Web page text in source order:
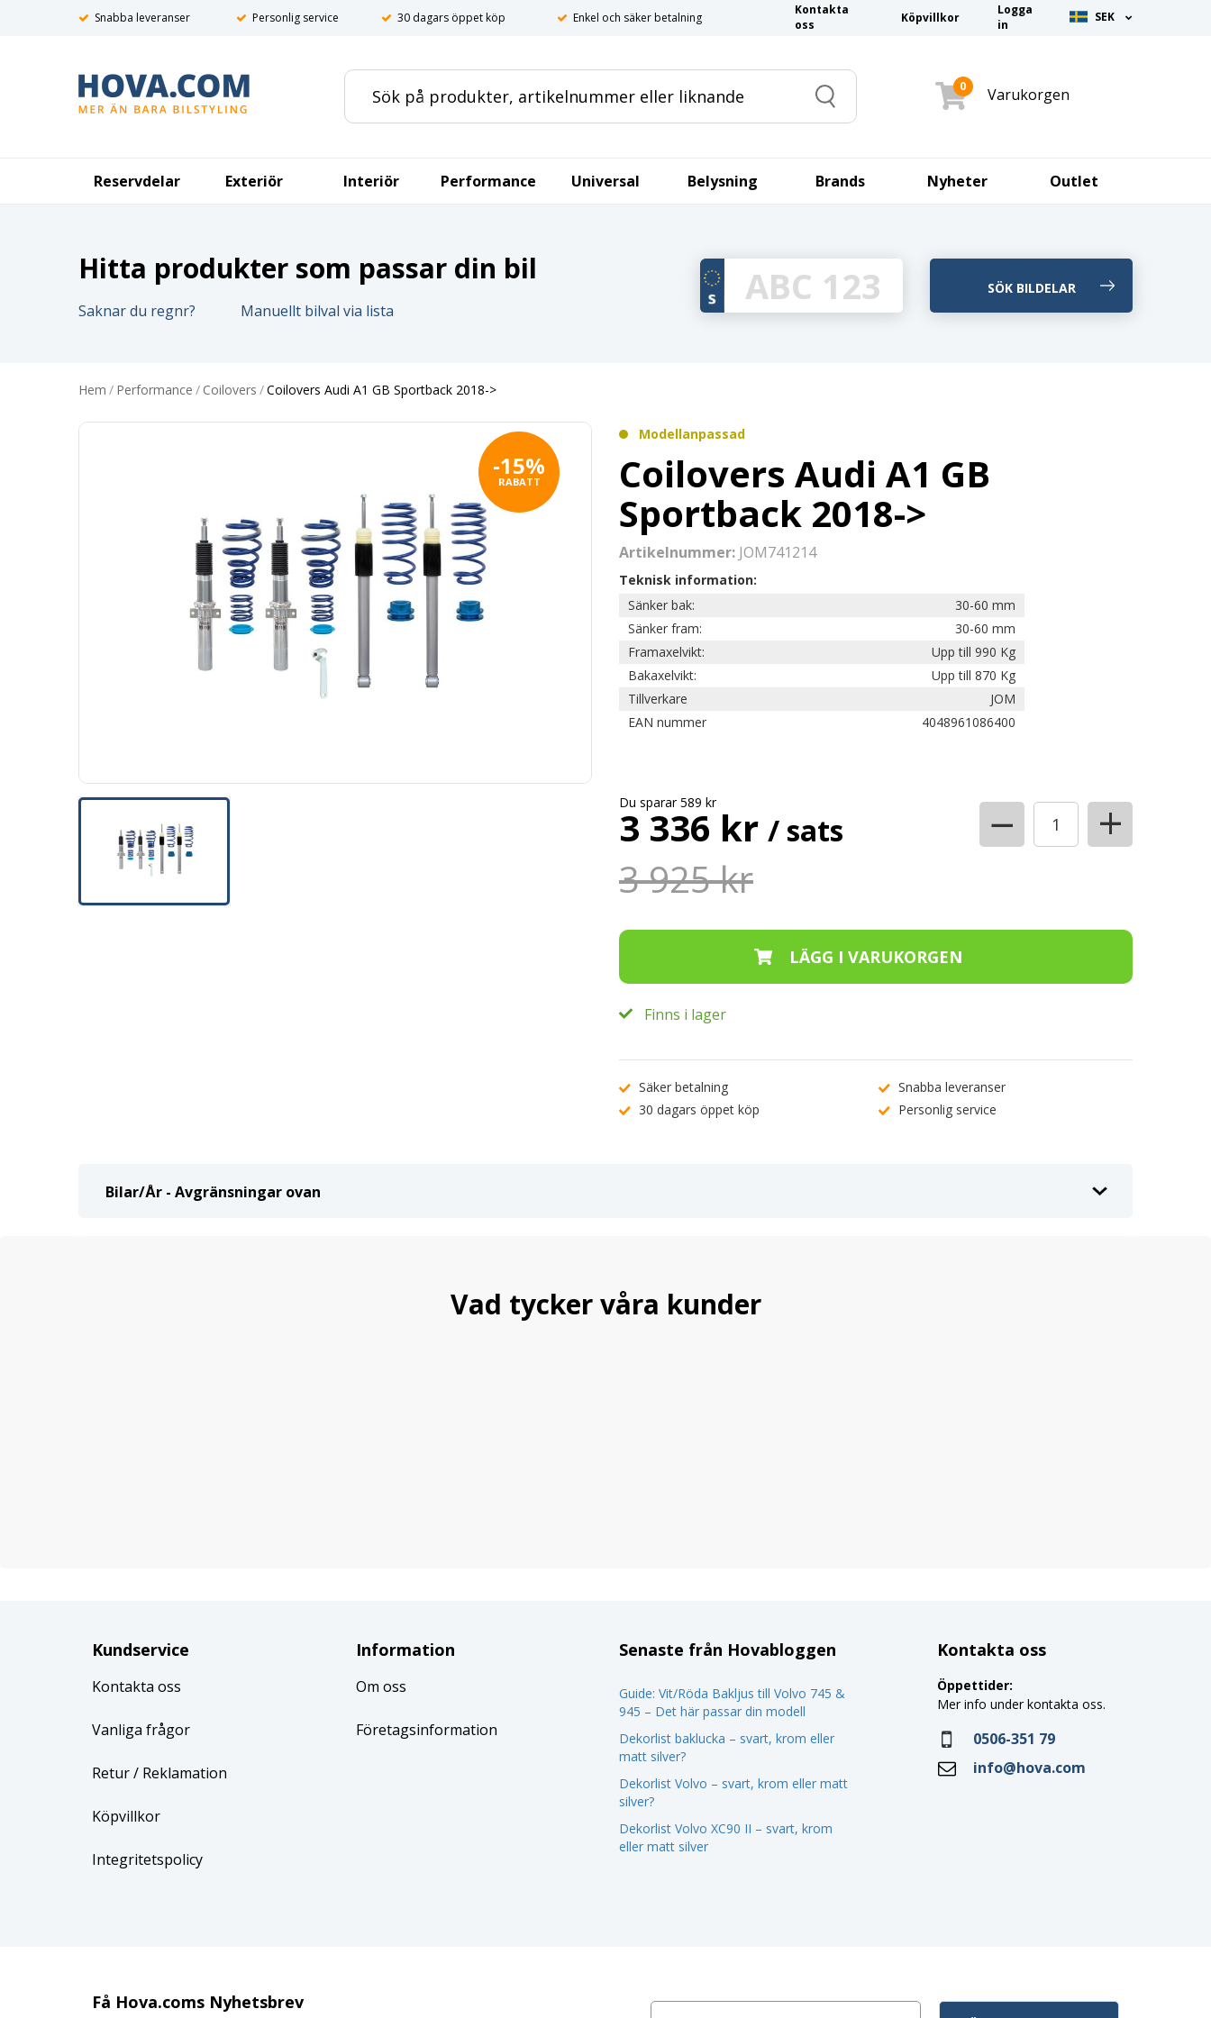
Snabba leveranser Personlig service 30 dagars öppet köp Enkel och säker betalning
Kontakta
oss
Köpvillkor
Logga
in
SEK
Search
0 Varukorgen
Reservdelar Exteriör Interiör Performance Universal Belysning Brands Nyheter Outlet
Hitta produkter som passar din bil
Saknar du regnr? Manuellt bilval via lista
Hem / Performance / Coilovers /Coilovers Audi A1 GB Sportback 2018->
-15%
RABATT
Modellanpassad
Coilovers Audi A1 GB
Sportback 2018->
Artikelnummer: JOM741214
Teknisk information:
Sänker bak:
30-60 mm
Sänker fram:
30-60 mm
Framaxelvikt:
Upp till 990 Kg
Bakaxelvikt:
Upp till 870 Kg
Tillverkare
JOM
EAN nummer
4048961086400
3 336 kr / sats
3 925 kr
Du sparar 589 kr − +
Finns i lager
Säker betalning
Snabba leveranser
30 dagars öppet köp
Personlig service
Bilar/År - Avgränsningar ovan
Vad tycker våra kunder
Kundservice
Kontakta oss
Vanliga frågor
Retur/ Reklamation
Köpvillkor
Integritetspolicy
Information
Om oss
Företagsinformation
Senaste från Hovabloggen
Guide: Vit/Röda Bakljus till Volvo 745 &
945 – Det här passar din modell
Dekorlist baklucka – svart, krom eller
matt silver?
Dekorlist Volvo – svart, krom eller matt
silver?
Dekorlist Volvo XC90 II – svart, krom
eller matt silver
Kontakta oss
Öppettider:
Mer info under kontakta oss.
0506-351 79
info@hova.com
Få Hova.coms Nyhetsbrev